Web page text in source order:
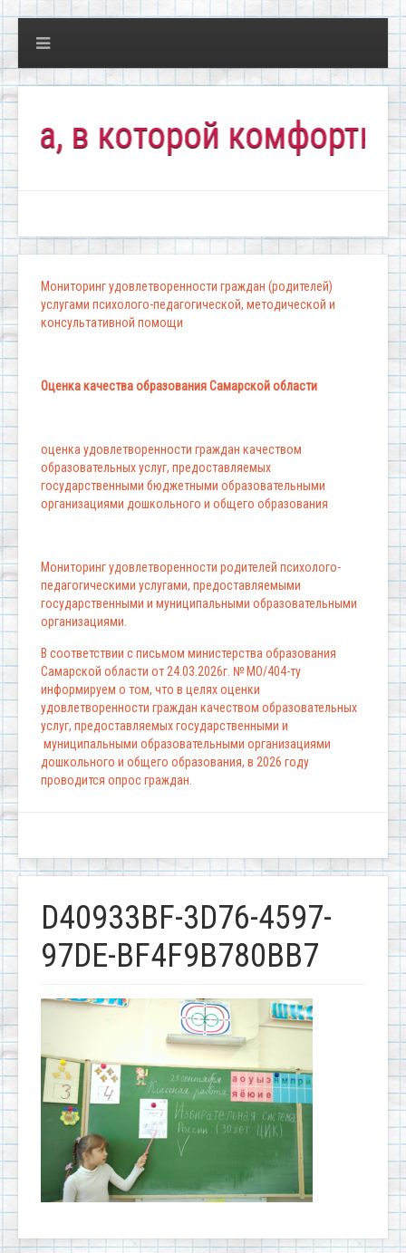
которой комфортно
Мониторинг удовлетворенности граждан (родителей)
услугами психолого-педагогической, методической и
консультативной помощи
Оценка качества образования Самарской области
оценка удовлетворенности граждан качеством
образовательных услуг, предоставляемых
государственными бюджетными образовательными
организациями дошкольного и общего образования
Мониторинг удовлетворенности родителей психолого-
педагогическими услугами, предоставляемыми
государственными и муниципальными образовательными
организациями.
В соответствии с письмом министерства образования
Самарской области от 24.03.2026г. № МО/404-ту
информируем о том, что в целях оценки
удовлетворенности граждан качеством образовательных
услуг, предоставляемых государственными и
муниципальными образовательными организациями
дошкольного и общего образования, в 2026 году
проводится опрос граждан.
D40933BF-3D76-4597-
97DE-BF4F9B780BB7